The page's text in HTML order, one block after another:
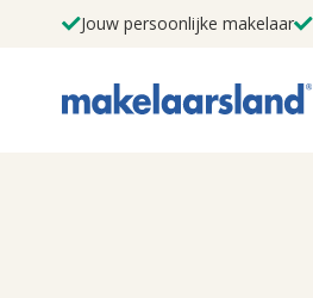
Jouw persoonlijke makelaar